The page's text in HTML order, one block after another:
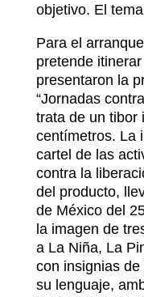
objetivo. El
Para el
pretende
presentaron la
“Jornadas
trata de un tibor
centímetros. La
cartel de las
contra la
del producto,
de México del
la imagen de
a La Niña, La
con insignias
su lenguaje,